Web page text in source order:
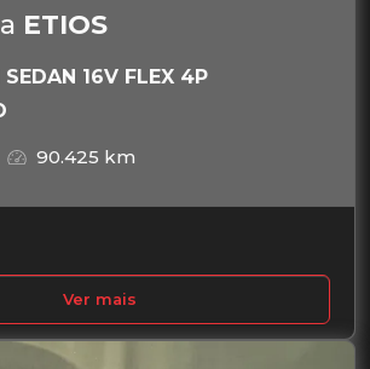
ETIOS
SEDAN 16V FLEX 4P
90.425 km
Ver mais